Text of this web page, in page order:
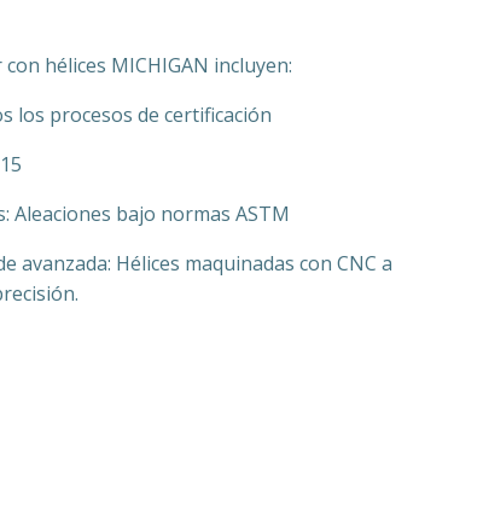
hélices MICHIGAN incluyen:
los procesos de certificación
Aleaciones bajo normas ASTM
avanzada: Hélices maquinadas con CNC a